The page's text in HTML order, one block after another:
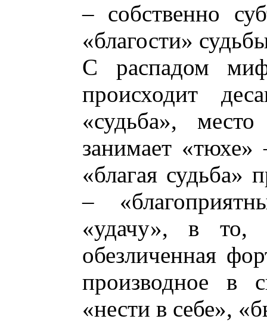
– собственно
«благости»
С распадом
происходит
«судьба»,
занимает
«благая судьба»
–
«удачу», в то,
обезличенная
производное в
«нести в себе»,